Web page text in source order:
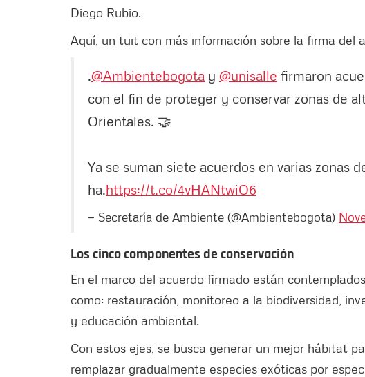
Diego Rubio.
Aquí, un tuit con más información sobre la firma del
.@Ambientebogota y @unisalle firmaron
con el fin de proteger y conservar zonas de
Orientales. 🤝
Ya se suman siete acuerdos en varias zonas
ha.https://t.co/4vHANtwiO6
— Secretaría de Ambiente (@Ambientebogota)
Los cinco componentes de conservación
En el marco del acuerdo firmado están
como: restauración, monitoreo a la biodiversidad,
y educación ambiental.
Con estos ejes, se busca generar un mejor hábitat
remplazar gradualmente especies exóticas por